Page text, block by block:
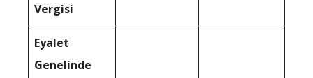
Vergisi
Eyalet
Genelinde